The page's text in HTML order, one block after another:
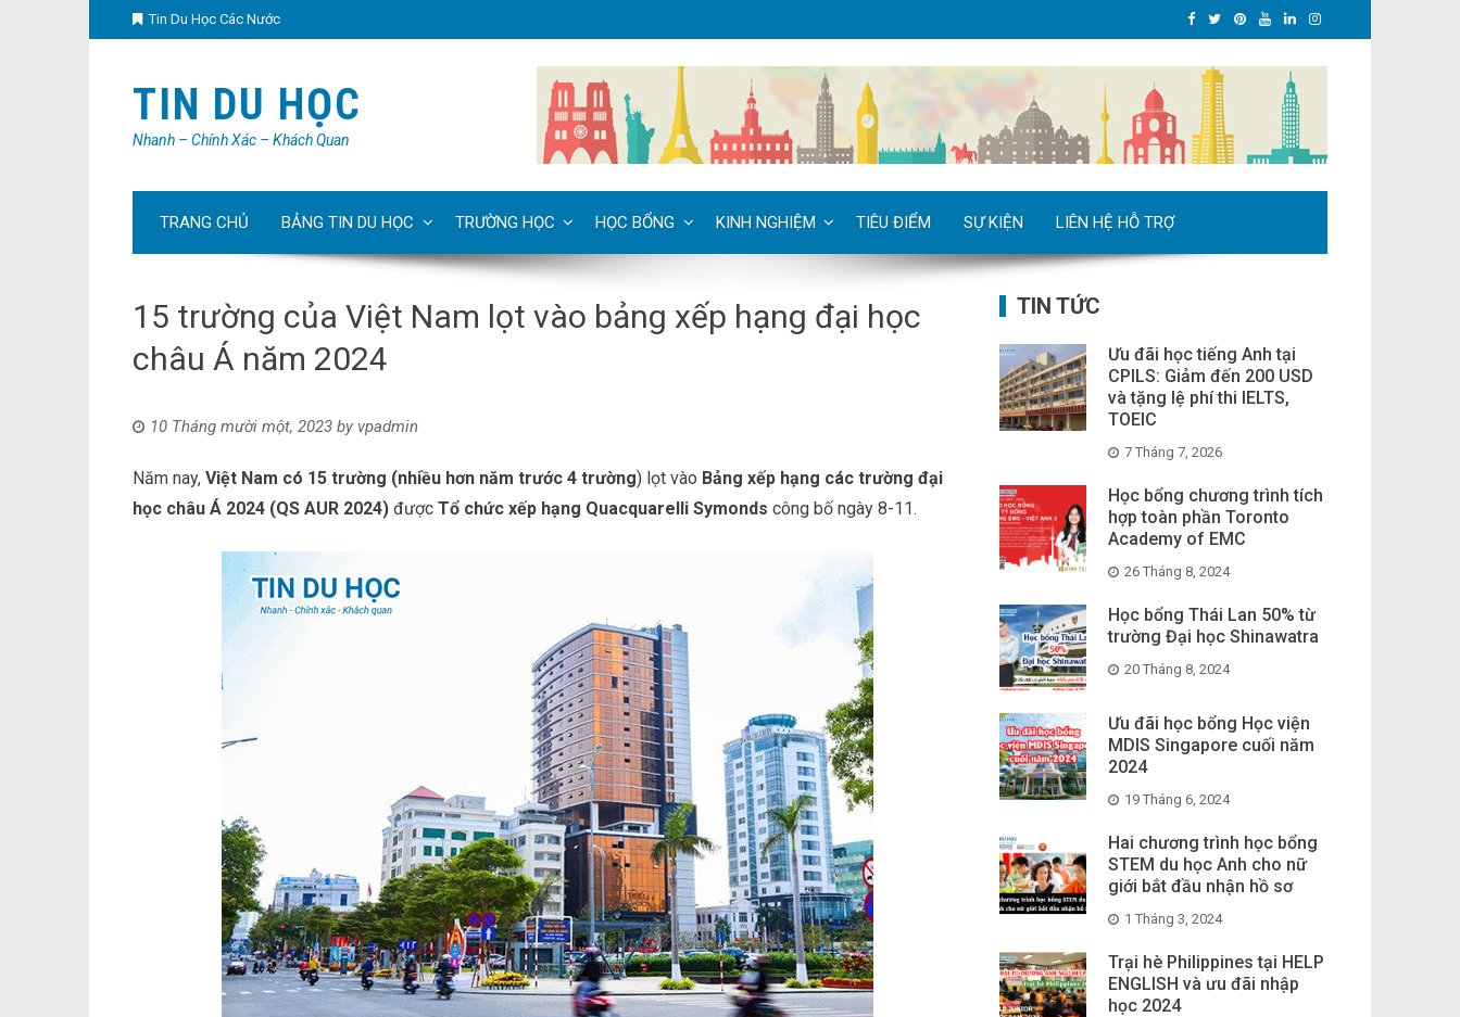
Tin Du Học Các Nước
TIN DU HỌC
Nhanh – Chính Xác – Khách Quan
TRANG CHỦ BẢNG TIN DU HỌC TRƯỜNG HỌC HỌC BỔNG KINH NGHIỆM TIÊU ĐIỂM SỰ KIỆN LIÊN HỆ HỖ TRỢ
15 trường của Việt Nam lọt vào bảng xếp hạng đại học
châu Á năm 2024
10 Tháng mười một, 2023 by vpadmin
Năm nay, Việt Nam có 15 trường (nhiều hơn năm trước 4 trường) lọt vào Bảng xếp hạng các trường đại
học châu Á 2024 (QS AUR 2024) được Tổ chức xếp hạng Quacquarelli Symonds công bố ngày 8-11.
TIN TỨC
Ưu đãi học tiếng Anh tại
CPILS: Giảm đến 200 USD
và tặng lệ phí thi IELTS,
TOEIC
7 Tháng 7, 2026
Học bổng chương trình tích
hợp toàn phần Toronto
Academy of EMC
26 Tháng 8, 2024
Học bổng Thái Lan 50% từ
trường Đại học Shinawatra
20 Tháng 8, 2024
Ưu đãi học bổng Học viện
MDIS Singapore cuối năm
2024
19 Tháng 6, 2024
Hai chương trình học bổng
STEM du học Anh cho nữ
giới bắt đầu nhận hồ sơ
1 Tháng 3, 2024
Trại hè Philippines tại HELP
ENGLISH và ưu đãi nhập
học 2024